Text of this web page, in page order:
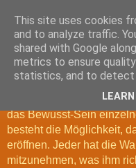
Nach-
Meine Nach-Denk-
Gedanken, die das
Nach-Denken anregen.
das Bewusst-Sein
besteht die Möglichkeit,
eröffnen. Jeder hat die
mitzunehmen, was ihm
This site uses cookies
and to analyze traffic.
shared with Google
metrics to ensure
statistics, and to detect